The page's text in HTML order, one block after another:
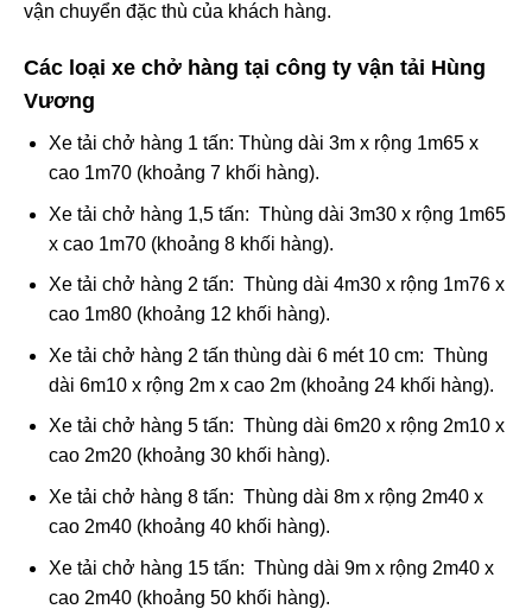
vận chuyển đặc thù của khách hàng.
Các loại xe chở hàng tại công ty vận tải Hùng
Vương
Xe tải chở hàng 1 tấn: Thùng dài 3m x rộng 1m65 x
cao 1m70 (khoảng 7 khối hàng).
Xe tải chở hàng 1,5 tấn: Thùng dài 3m30 x rộng 1m65
x cao 1m70 (khoảng 8 khối hàng).
Xe tải chở hàng 2 tấn: Thùng dài 4m30 x rộng 1m76 x
cao 1m80 (khoảng 12 khối hàng).
Xe tải chở hàng 2 tấn thùng dài 6 mét 10 cm: Thùng
dài 6m10 x rộng 2m x cao 2m (khoảng 24 khối hàng).
Xe tải chở hàng 5 tấn: Thùng dài 6m20 x rộng 2m10 x
cao 2m20 (khoảng 30 khối hàng).
Xe tải chở hàng 8 tấn: Thùng dài 8m x rộng 2m40 x
cao 2m40 (khoảng 40 khối hàng).
Xe tải chở hàng 15 tấn: Thùng dài 9m x rộng 2m40 x
cao 2m40 (khoảng 50 khối hàng).